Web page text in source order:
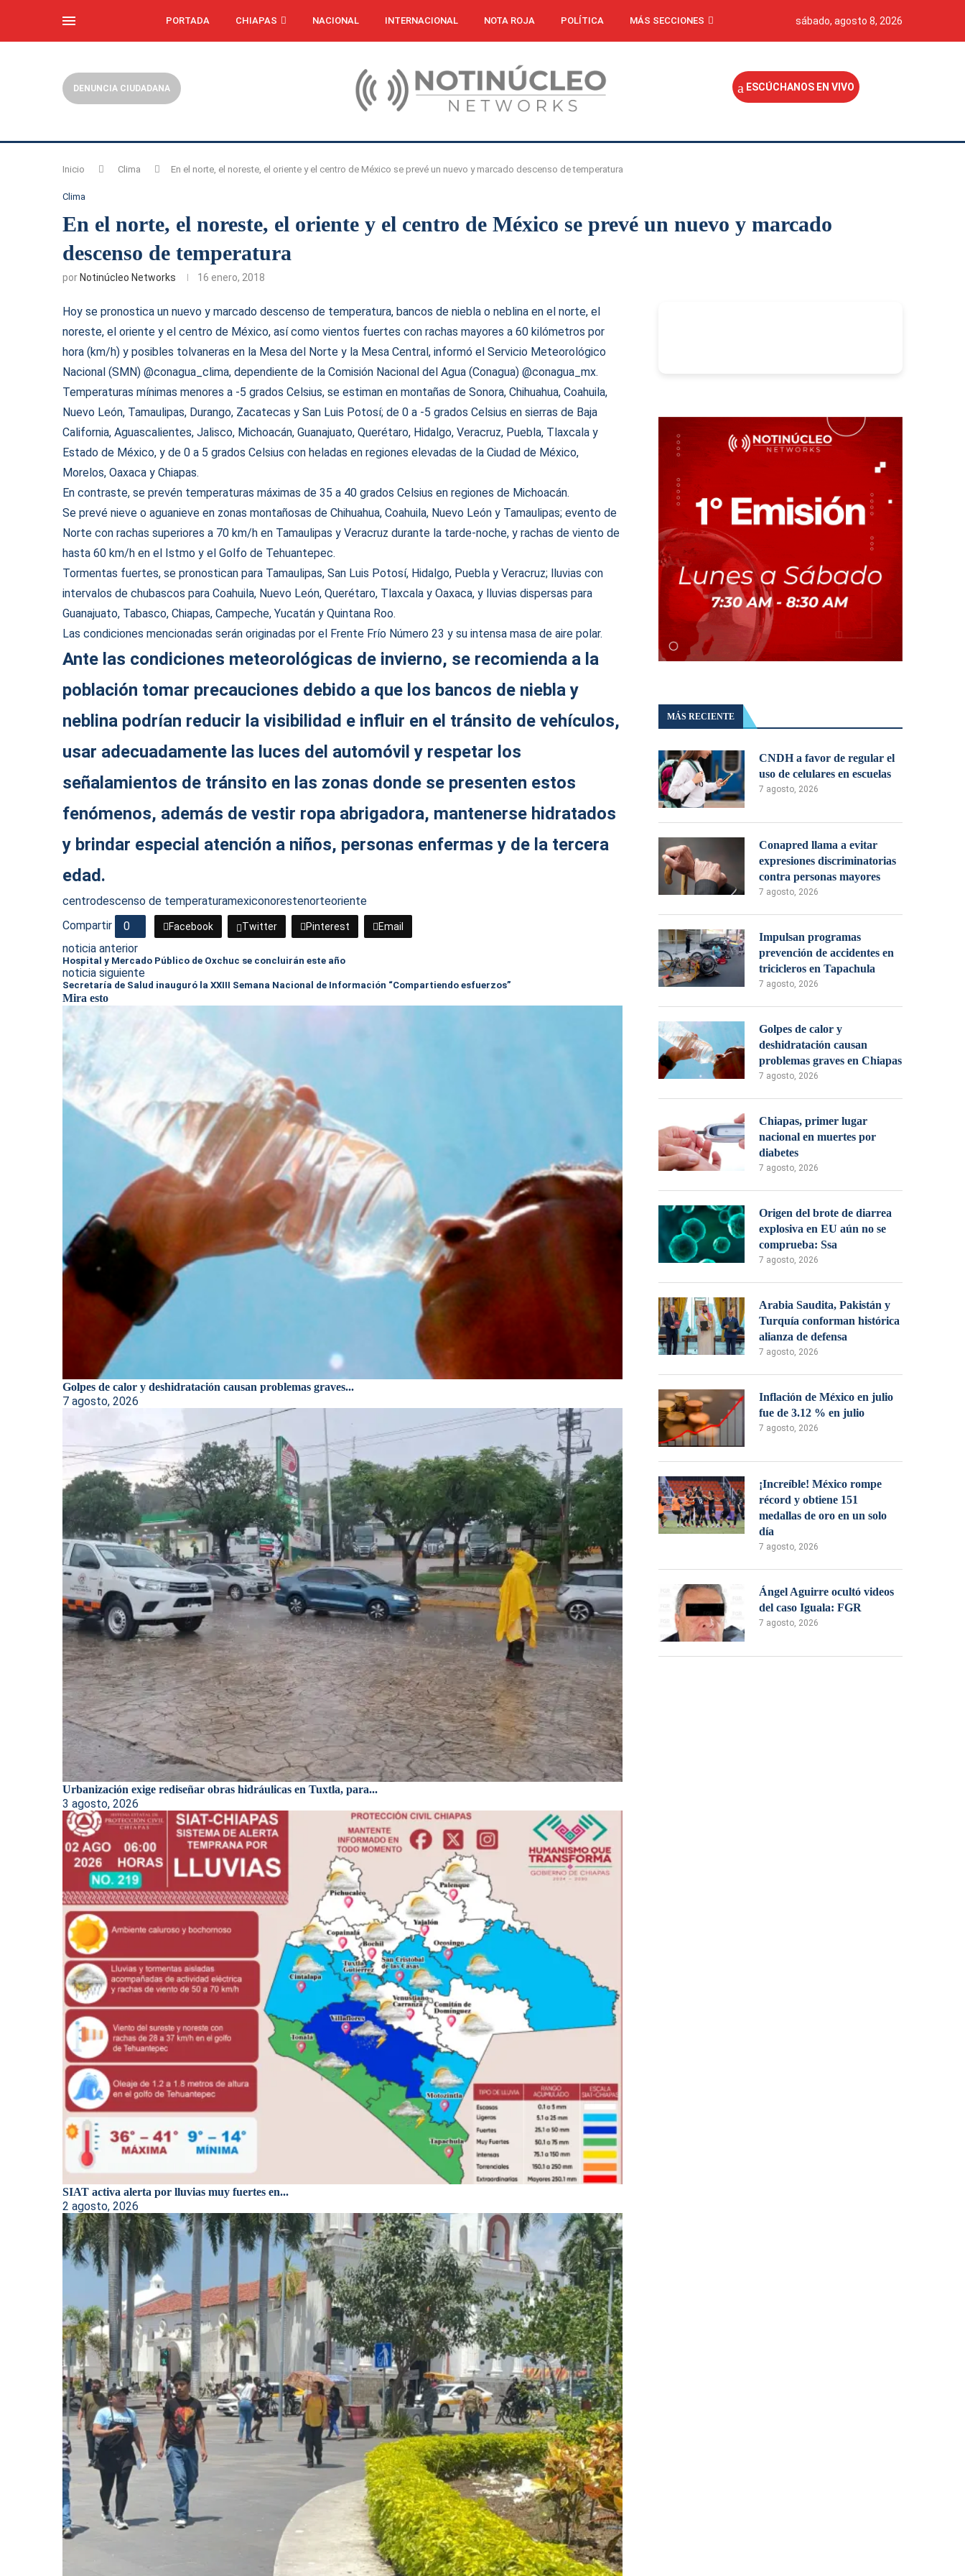
PORTADA CHIAPAS NACIONAL INTERNACIONAL NOTA ROJA POLÍTICA MÁS SECCIONES sábado, agosto 8, 2026
DENUNCIA CIUDADANA ESCÚCHANOS EN VIVO
Inicio Clima En el norte, el noreste, el oriente y el centro de México se prevé un nuevo y marcado descenso de temperatura
Clima
En el norte, el noreste, el oriente y el centro de México se prevé un nuevo y marcado
descenso de temperatura
por Notinúcleo Networks 16 enero, 2018
Hoy se pronostica un nuevo y marcado descenso de temperatura, bancos de niebla o neblina en el norte, el
noreste, el oriente y el centro de México, así como vientos fuertes con rachas mayores a 60 kilómetros por
hora (km/h) y posibles tolvaneras en la Mesa del Norte y la Mesa Central, informó el Servicio Meteorológico
Nacional (SMN) @conagua_clima, dependiente de la Comisión Nacional del Agua (Conagua) @conagua_mx.
Temperaturas mínimas menores a -5 grados Celsius, se estiman en montañas de Sonora, Chihuahua, Coahuila,
Nuevo León, Tamaulipas, Durango, Zacatecas y San Luis Potosí; de 0 a -5 grados Celsius en sierras de Baja
California, Aguascalientes, Jalisco, Michoacán, Guanajuato, Querétaro, Hidalgo, Veracruz, Puebla, Tlaxcala y
Estado de México, y de 0 a 5 grados Celsius con heladas en regiones elevadas de la Ciudad de México,
Morelos, Oaxaca y Chiapas.
En contraste, se prevén temperaturas máximas de 35 a 40 grados Celsius en regiones de Michoacán.
Se prevé nieve o aguanieve en zonas montañosas de Chihuahua, Coahuila, Nuevo León y Tamaulipas; evento de
Norte con rachas superiores a 70 km/h en Tamaulipas y Veracruz durante la tarde-noche, y rachas de viento de
hasta 60 km/h en el Istmo y el Golfo de Tehuantepec.
Tormentas fuertes, se pronostican para Tamaulipas, San Luis Potosí, Hidalgo, Puebla y Veracruz; lluvias con
intervalos de chubascos para Coahuila, Nuevo León, Querétaro, Tlaxcala y Oaxaca, y lluvias dispersas para
Guanajuato, Tabasco, Chiapas, Campeche, Yucatán y Quintana Roo.
Las condiciones mencionadas serán originadas por el Frente Frío Número 23 y su intensa masa de aire polar.
Ante las condiciones meteorológicas de invierno, se recomienda a la
población tomar precauciones debido a que los bancos de niebla y
neblina podrían reducir la visibilidad e influir en el tránsito de vehículos,
usar adecuadamente las luces del automóvil y respetar los
señalamientos de tránsito en las zonas donde se presenten estos
fenómenos, además de vestir ropa abrigadora, mantenerse hidratados
y brindar especial atención a niños, personas enfermas y de la tercera
edad.
centrodescenso de temperaturamexiconorestenorteoriente
Compartir
0 Facebook Twitter Pinterest Email
noticia anterior
Hospital y Mercado Público de Oxchuc se concluirán este año
noticia siguiente
Secretaría de Salud inauguró la XXIII Semana Nacional de Información “Compartiendo esfuerzos”
Mira esto
Golpes de calor y deshidratación causan problemas graves...
7 agosto, 2026
Urbanización exige rediseñar obras hidráulicas en Tuxtla, para...
3 agosto, 2026
SIAT activa alerta por lluvias muy fuertes en...
2 agosto, 2026
MÁS RECIENTE
CNDH a favor de regular el
uso de celulares en escuelas
7 agosto, 2026
Conapred llama a evitar
expresiones discriminatorias
contra personas mayores
7 agosto, 2026
Impulsan programas
prevención de accidentes en
tricicleros en Tapachula
7 agosto, 2026
Golpes de calor y
deshidratación causan
problemas graves en Chiapas
7 agosto, 2026
Chiapas, primer lugar
nacional en muertes por
diabetes
7 agosto, 2026
Origen del brote de diarrea
explosiva en EU aún no se
comprueba: Ssa
7 agosto, 2026
Arabia Saudita, Pakistán y
Turquía conforman histórica
alianza de defensa
7 agosto, 2026
Inflación de México en julio
fue de 3.12 % en julio
7 agosto, 2026
¡Increíble! México rompe
récord y obtiene 151
medallas de oro en un solo
día
7 agosto, 2026
Ángel Aguirre ocultó videos
del caso Iguala: FGR
7 agosto, 2026